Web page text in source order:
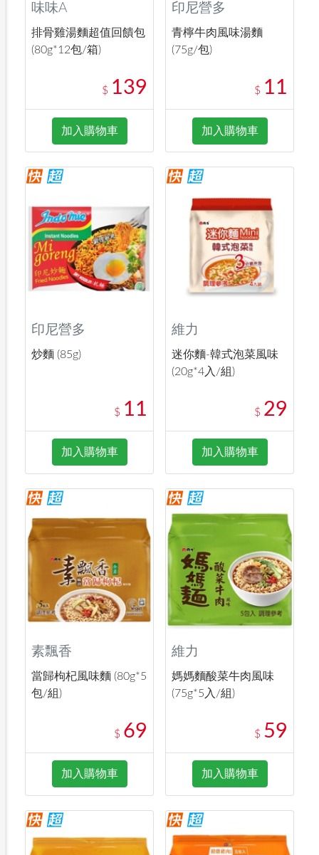
味味A
排骨雞湯麵超值回饋包
(80g*12包/箱)
$ 139
加入購物車
印尼營多
青檸牛肉風味湯麵
(75g/包)
$ 11
加入購物車
印尼營多
炒麵 (85g)
$ 11
加入購物車
維力
迷你麵-韓式泡菜風味
(20g*4入/組)
$ 29
加入購物車
素飄香
當歸枸杞風味麵 (80g*5
包/組)
$ 69
加入購物車
維力
媽媽麵酸菜牛肉風味
(75g*5入/組)
$ 59
加入購物車